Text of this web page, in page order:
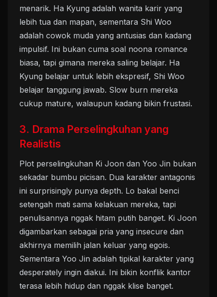
menarik. Ha Kyung adalah wanita karir yang
lebih tua dan mapan, sementara Shi Woo
adalah cowok muda yang antusias dan kadang
impulsif. Ini bukan cuma soal noona romance
biasa, tapi gimana mereka saling belajar. Ha
Kyung belajar untuk lebih ekspresif, Shi Woo
belajar tanggung jawab. Slow burn mereka
cukup mature, walaupun kadang bikin frustasi.
3. Drama Perselingkuhan yang
Realistis
Plot perselingkuhan Ki Joon dan Yoo Jin bukan
sekadar bumbu picisan. Dua karakter antagonis
ini surprisingly punya depth. Lo bakal benci
setengah mati sama kelakuan mereka, tapi
penulisannya nggak hitam putih banget. Ki Joon
digambarkan sebagai pria yang insecure dan
akhirnya memilih jalan keluar yang egois.
Sementara Yoo Jin adalah tipikal karakter yang
desperately ingin diakui. Ini bikin konflik kantor
terasa lebih hidup dan nggak klise banget.